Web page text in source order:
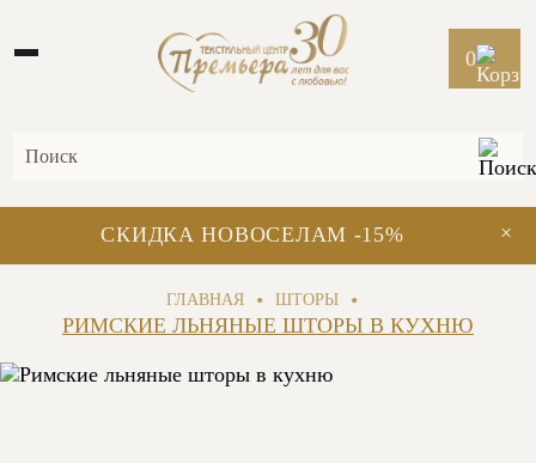
0
×
СКИДКА НОВОСЕЛАМ -15%
ГЛАВНАЯ • ШТОРЫ
•
РИМСКИЕ ЛЬНЯНЫЕ ШТОРЫ В КУХНЮ